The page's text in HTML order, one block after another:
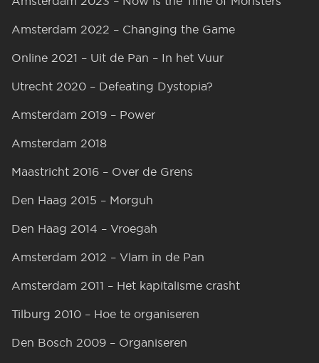
Amsterdam 2022 – Changing the Game
Online 2021 – Uit de Pan – In het Vuur
Utrecht 2020 – Defeating Dystopia?
Amsterdam 2019 – Power
Amsterdam 2018
Maastricht 2016 – Over de Grens
Den Haag 2015 – Morguh
Den Haag 2014 – Vroegah
Amsterdam 2012 – Vlam in de Pan
Amsterdam 2011 – Het kapitalisme crasht
Tilburg 2010 – Hoe te organiseren
Den Bosch 2009 – Organiseren